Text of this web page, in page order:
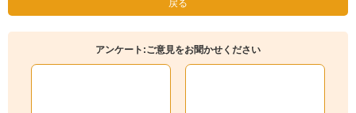
戻る
アンケート:ご意見をお聞かせください